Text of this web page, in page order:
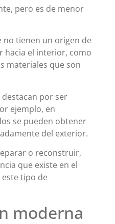
pero es de menor
no tienen un origen de
hacia el interior, como
materiales que son
por ser
ejemplo, en
se pueden obtener
del exterior.
o reconstruir,
que existe en el
tipo de
moderna